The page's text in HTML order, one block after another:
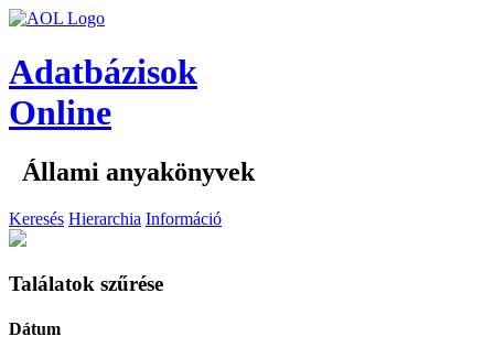
Adatbázisok
Online
Állami anyakönyvek
Keresés Hierarchia Információ
Találatok szűrése
Dátum